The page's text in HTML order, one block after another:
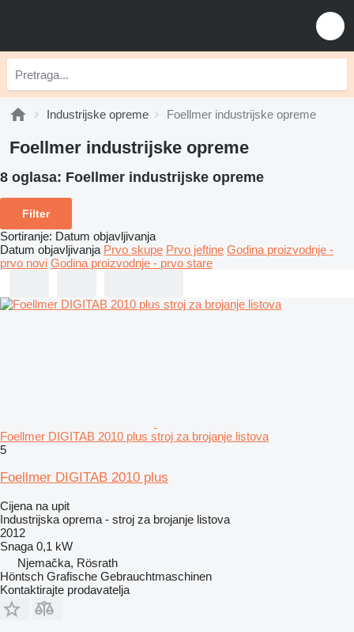
Industrijske opreme Foellmer industrijske opreme
Foellmer industrijske opreme
8 oglasa: Foellmer industrijske opreme
Filter
Sortiranje: Datum objavljivanja
Datum objavljivanja Prvo skupe Prvo jeftine Godina proizvodnje -
prvo novi Godina proizvodnje - prvo stare
Foellmer DIGITAB 2010 plus stroj za brojanje listova
5
Foellmer DIGITAB 2010 plus
Cijena na upit
Industrijska oprema - stroj za brojanje listova
2012
Snaga 0,1 kW
Njemačka, Rösrath
Höntsch Grafische Gebrauchtmaschinen
Kontaktirajte prodavatelja